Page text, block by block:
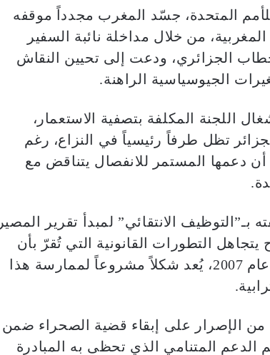
أمام لجنة الـ24 التابعة للأمم المتحدة، جسّد المغرب مجدداً موقفه
من خلال مداخلة نائبة السفير
الجزائري، ودعت إلى تحيين النقاش
الجيوسياسية الراهنة.
اللجنة المكلفة بتصفية الاستعمار،
تظل طرفاً رئيسياً في النزاع، رغم
أن دعمها المستمر للانفصال يتناقض مع
الانتقائي” لمبدأ تقرير المصير
التطورات القانونية التي تُقرّ بأن
الحكم الذاتي، كما تقترحه المملكة منذ عام 2007، يُعد شكلاً مشروعاً لممارسة هذا
الإصرار على إبقاء قضية الصحراء ضمن
الدعم المتنامي الذي تحظى به المبادرة